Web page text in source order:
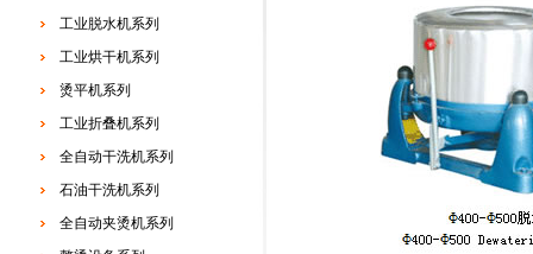
工业脱水机系列
工业烘干机系列
烫平机系列
工业折叠机系列
全自动干洗机系列
石油干洗机系列
全自动夹烫机系列